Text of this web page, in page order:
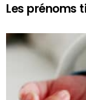
Les prénoms